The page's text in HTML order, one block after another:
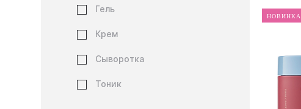
Гель
Крем
Сыворотка
Тоник
НОВИНКА